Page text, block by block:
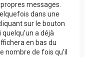
messages.
dans une
sur le bouton
a déjà
en bas du
nombre de fois qu’il